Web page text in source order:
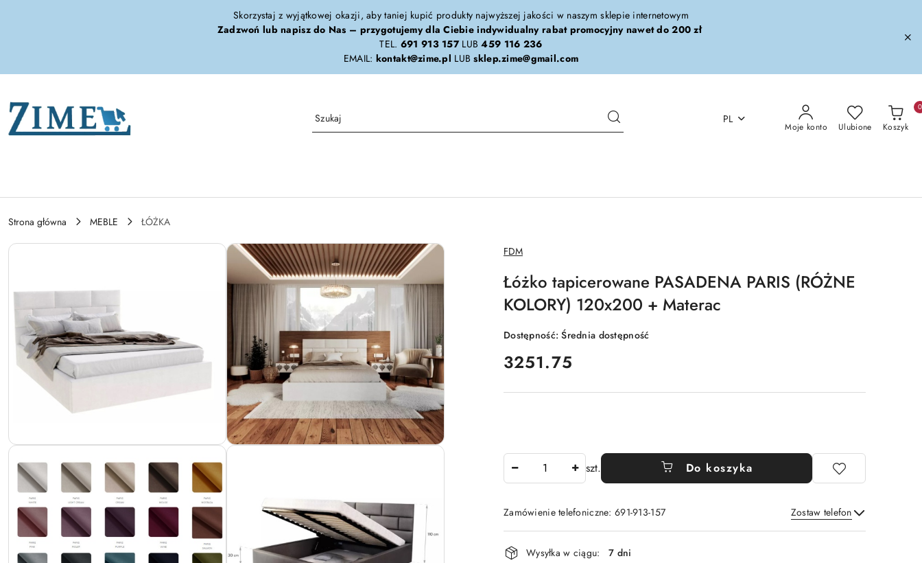
Skorzystaj z wyjątkowej okazji, aby taniej kupić produkty najwyższej jakości w naszym sklepie internetowym
Zadzwoń lub napisz do Nas – przygotujemy dla Ciebie indywidualny rabat promocyjny nawet do 200 zł
TEL. 691 913 157LUB459 116 236
EMAIL: kontakt@zime.pl LUBsklep.zime@gmail.com
PL
Moje konto Ulubione Koszyk
0
Strona główna MEBLE ŁÓŻKA
NAZWA
PRODUCENTA:
FDM
Łóżko tapicerowane PASADENA PARIS (RÓŻNE
KOLORY) 120x200 + Materac
Dostępność:Średnia dostępność
cena:
3251.75
szt. Do koszyka
Zamówienie telefoniczne: 691-913-157 Zostaw telefon
Wyślij
Dostępność
Wysyłka w ciągu:
7 dni